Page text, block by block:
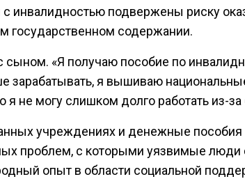
инвалидностью подвержены риску
государственном содержании.
«Я получаю пособие по
зарабатывать, я вышиваю
я не могу слишком долго работать из-
учреждениях и денежные
проблем, с которыми уязвимые люди
опыт в области социальной